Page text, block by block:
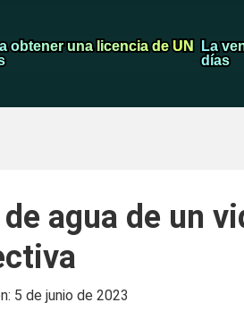
obtener una licencia de UN
obtener una licencia de UN
La
días
La
días
Copia
agua de un
5 de junio de 2023